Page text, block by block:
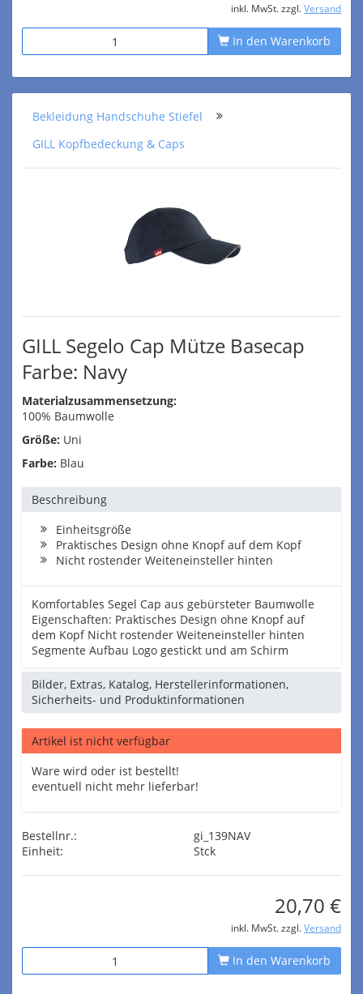
inkl. MwSt. zzgl. Versand
In den Warenkorb
Bekleidung Handschuhe Stiefel
GILL Kopfbedeckung & Caps
GILL Segelo Cap Mütze Basecap
Farbe: Navy
Materialzusammensetzung:
100% Baumwolle
Größe: Uni
Farbe: Blau
Beschreibung
Einheitsgröße
Praktisches Design ohne Knopf auf dem Kopf
Nicht rostender Weiteneinsteller hinten
Komfortables Segel Cap aus gebürsteter Baumwolle
Eigenschaften: Praktisches Design ohne Knopf auf
dem Kopf Nicht rostender Weiteneinsteller hinten
Segmente Aufbau Logo gestickt und am Schirm
Bilder, Extras, Katalog, Herstellerinformationen,
Sicherheits- und Produktinformationen
Artikel ist nicht verfügbar
Ware wird oder ist bestellt!
eventuell nicht mehr lieferbar!
Bestellnr.:
gi_139NAV
Einheit:
Stck
20,70 €
inkl. MwSt. zzgl. Versand
In den Warenkorb